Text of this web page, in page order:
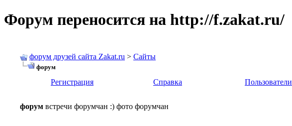
Форум переносится на http://f.zakat.ru/
форум друзей сайта Zakat.ru > Сайты
форум
Регистрация
Справка Пользователи
форум встречи форумчан :) фото форумчан